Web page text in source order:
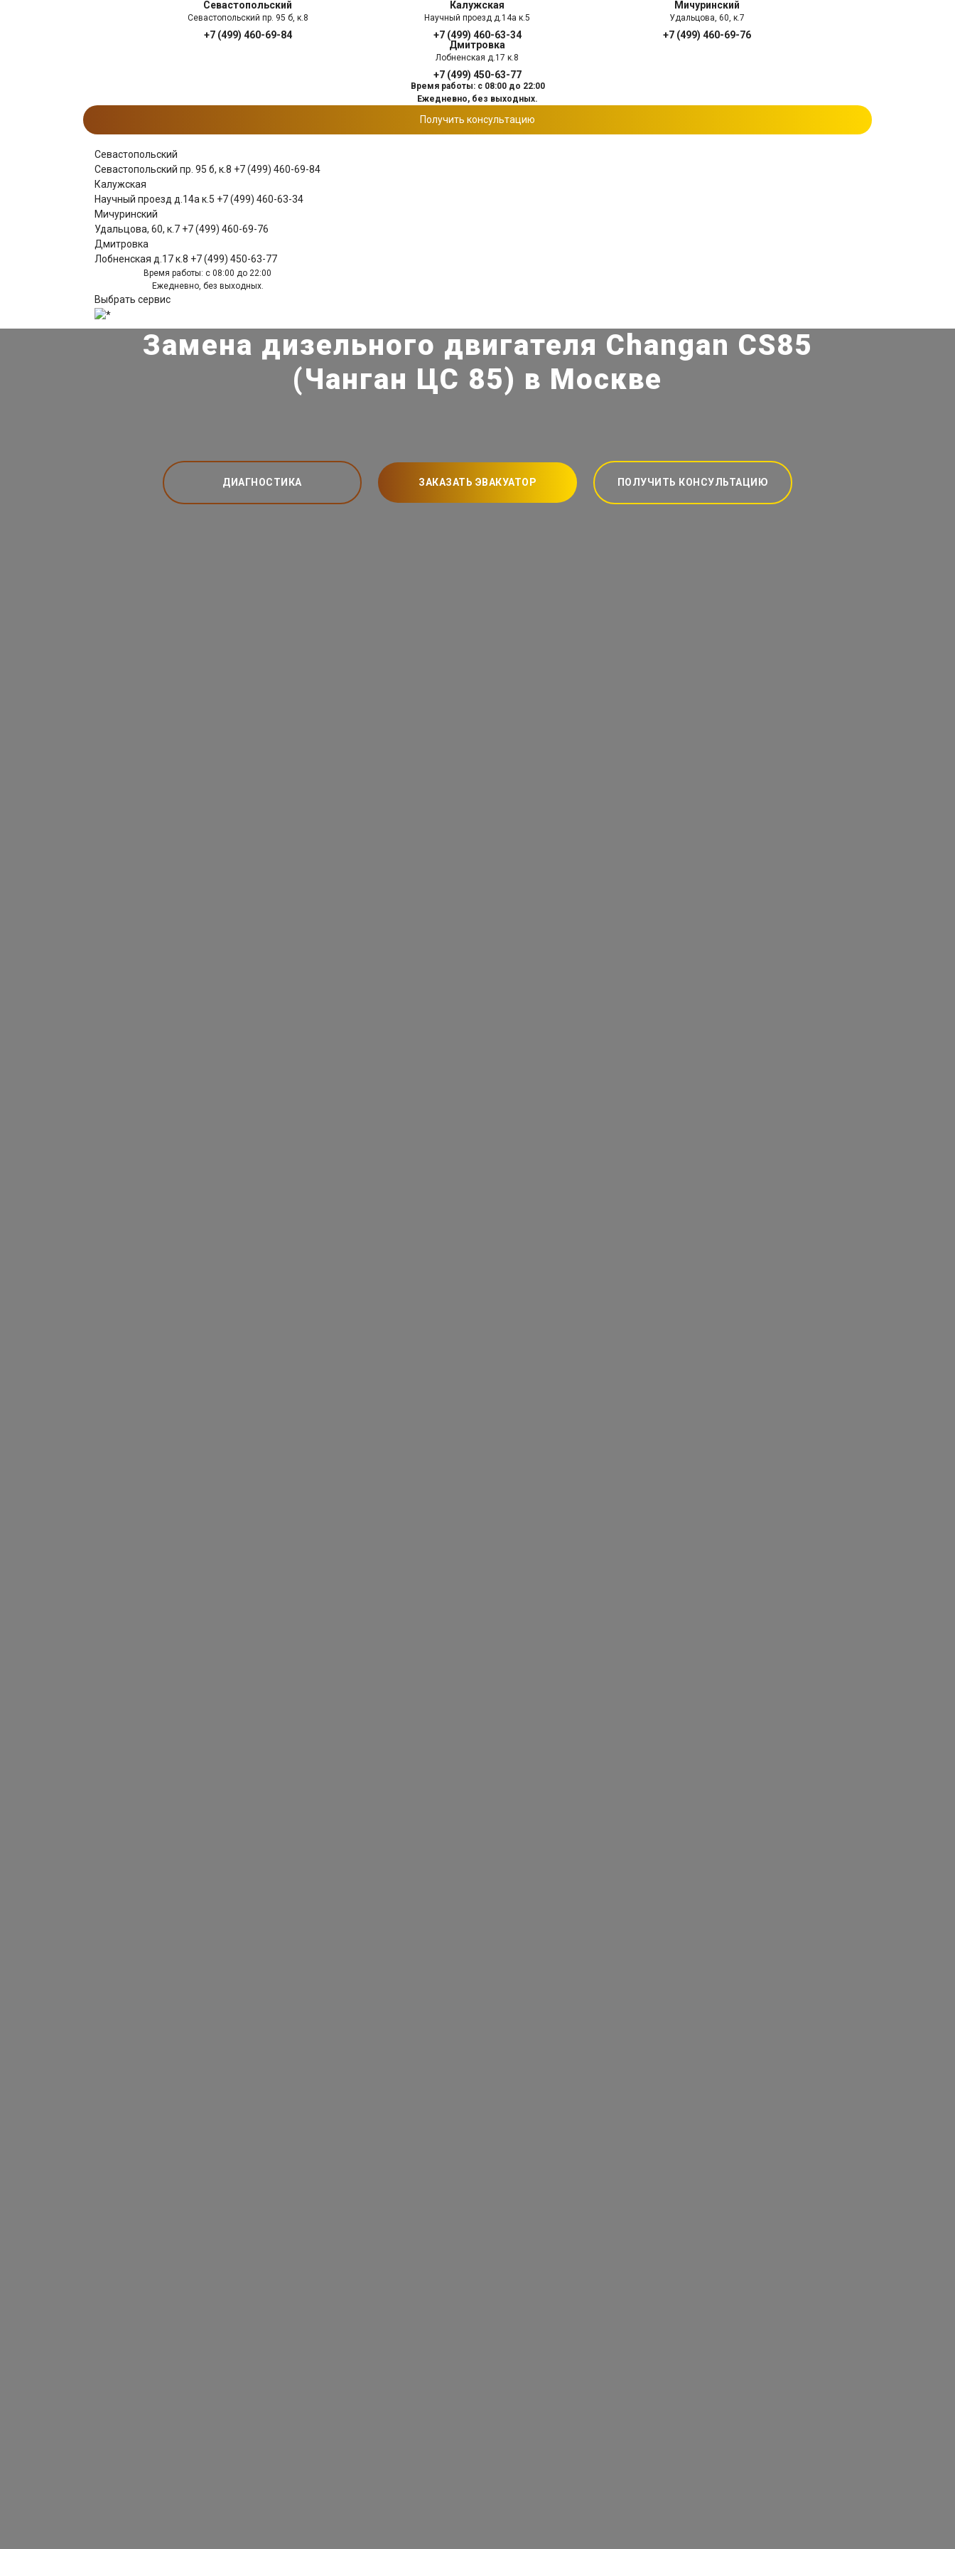
Севастопольский
Севастопольский пр. 95 б, к.8
+7 (499) 460-69-84
Калужская
Научный проезд д.14а к.5
+7 (499) 460-63-34
Мичуринский
Удальцова, 60, к.7
+7 (499) 460-69-76
Дмитровка
Лобненская д.17 к.8
+7 (499) 450-63-77
Время работы: с 08:00 до 22:00
Ежедневно, без выходных.
Получить консультацию
Севастопольский
Севастопольский пр. 95 б, к.8 +7 (499) 460-69-84
Калужская
Научный проезд д.14а к.5 +7 (499) 460-63-34
Мичуринский
Удальцова, 60, к.7 +7 (499) 460-69-76
Дмитровка
Лобненская д.17 к.8 +7 (499) 450-63-77
Время работы: с 08:00 до 22:00
Ежедневно, без выходных.
Выбрать сервис
Замена дизельного двигателя Changan CS85
(Чанган ЦС 85) в Москве
ДИАГНОСТИКА ЗАКАЗАТЬ ЭВАКУАТОР ПОЛУЧИТЬ КОНСУЛЬТАЦИЮ